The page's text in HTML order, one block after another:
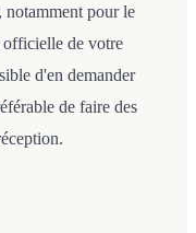
, notamment pour le
officielle de votre
d'en demander
de faire des